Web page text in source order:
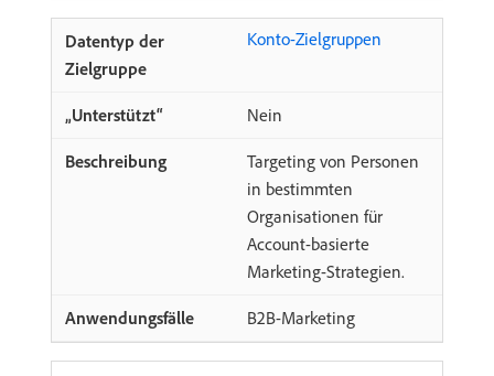
Konto-Zielgruppen
Nein
Targeting von Personen
in bestimmten
Organisationen für
Account-basierte
Marketing-Strategien.
B2B-Marketing